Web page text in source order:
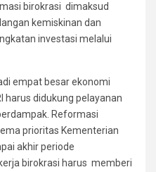
birokrasi dimaksud
kemiskinan dan
investasi melalui
empat besar ekonomi
harus didukung pelayanan
Reformasi
prioritas Kementerian
akhir periode
birokrasi harus memberi